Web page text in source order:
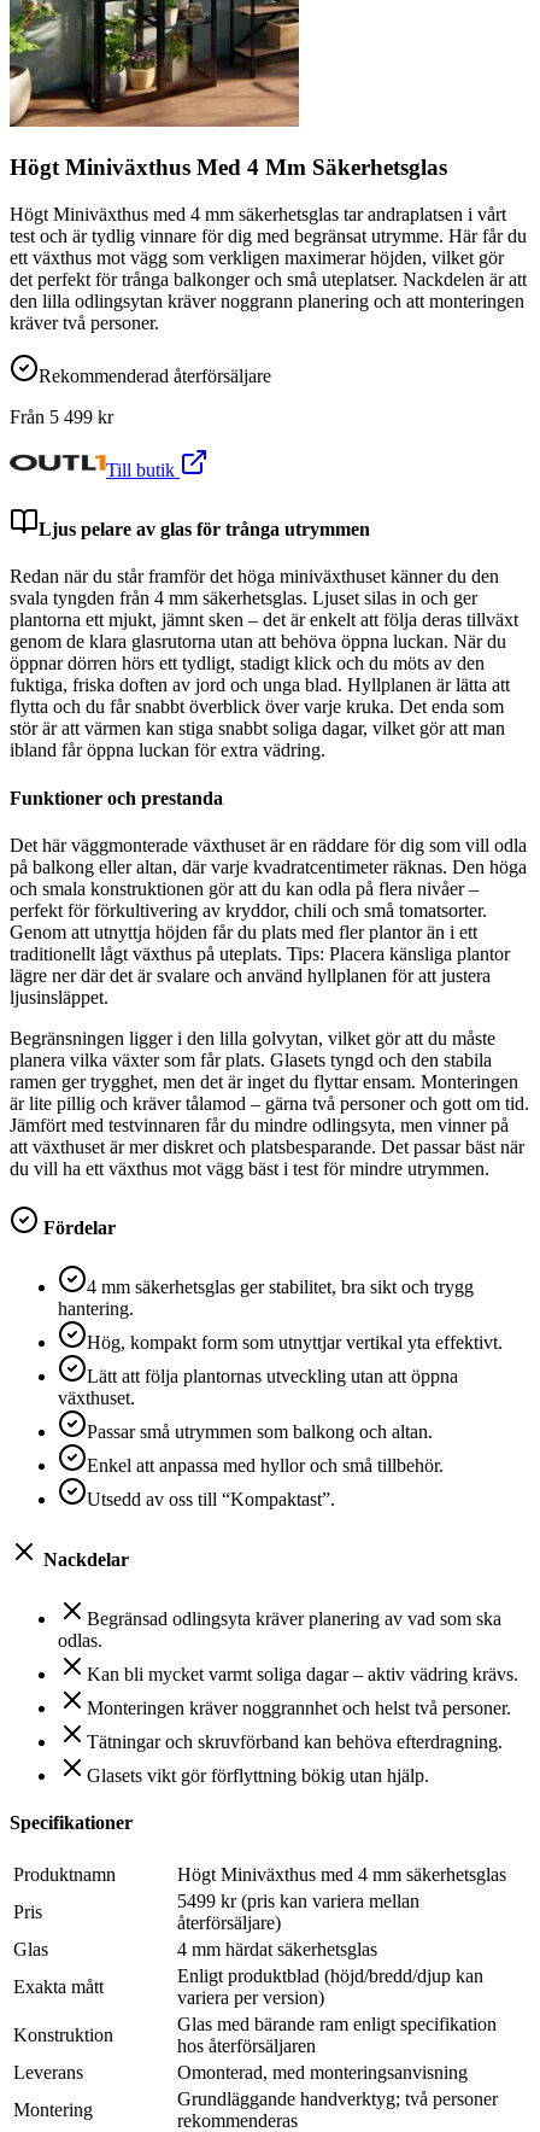
Högt Miniväxthus Med 4 Mm Säkerhetsglas
Högt Miniväxthus med 4 mm säkerhetsglas tar andraplatsen i vårt
test och är tydlig vinnare för dig med begränsat utrymme. Här får du
ett växthus mot vägg som verkligen maximerar höjden, vilket gör
det perfekt för trånga balkonger och små uteplatser. Nackdelen är att
den lilla odlingsytan kräver noggrann planering och att monteringen
kräver två personer.
Rekommenderad återförsäljare
Från 5 499 kr
Till butik
Ljus pelare av glas för trånga utrymmen
Redan när du står framför det höga miniväxthuset känner du den
svala tyngden från 4 mm säkerhetsglas. Ljuset silas in och ger
plantorna ett mjukt, jämnt sken – det är enkelt att följa deras tillväxt
genom de klara glasrutorna utan att behöva öppna luckan. När du
öppnar dörren hörs ett tydligt, stadigt klick och du möts av den
fuktiga, friska doften av jord och unga blad. Hyllplanen är lätta att
flytta och du får snabbt överblick över varje kruka. Det enda som
stör är att värmen kan stiga snabbt soliga dagar, vilket gör att man
ibland får öppna luckan för extra vädring.
Funktioner och prestanda
Det här väggmonterade växthuset är en räddare för dig som vill odla
på balkong eller altan, där varje kvadratcentimeter räknas. Den höga
och smala konstruktionen gör att du kan odla på flera nivåer –
perfekt för förkultivering av kryddor, chili och små tomatsorter.
Genom att utnyttja höjden får du plats med fler plantor än i ett
traditionellt lågt växthus på uteplats. Tips: Placera känsliga plantor
lägre ner där det är svalare och använd hyllplanen för att justera
ljusinsläppet.
Begränsningen ligger i den lilla golvytan, vilket gör att du måste
planera vilka växter som får plats. Glasets tyngd och den stabila
ramen ger trygghet, men det är inget du flyttar ensam. Monteringen
är lite pillig och kräver tålamod – gärna två personer och gott om tid.
Jämfört med testvinnaren får du mindre odlingsyta, men vinner på
att växthuset är mer diskret och platsbesparande. Det passar bäst när
du vill ha ett växthus mot vägg bäst i test för mindre utrymmen.
Fördelar
4 mm säkerhetsglas ger stabilitet, bra sikt och trygg
hantering.
Hög, kompakt form som utnyttjar vertikal yta effektivt.
Lätt att följa plantornas utveckling utan att öppna
växthuset.
Passar små utrymmen som balkong och altan.
Enkel att anpassa med hyllor och små tillbehör.
Utsedd av oss till “Kompaktast”.
Nackdelar
Begränsad odlingsyta kräver planering av vad som ska
odlas.
Kan bli mycket varmt soliga dagar – aktiv vädring krävs.
Monteringen kräver noggrannhet och helst två personer.
Tätningar och skruvförband kan behöva efterdragning.
Glasets vikt gör förflyttning bökig utan hjälp.
Specifikationer
Produktnamn
Högt Miniväxthus med 4 mm säkerhetsglas
Pris
5499 kr (pris kan variera mellan
återförsäljare)
Glas
4 mm härdat säkerhetsglas
Exakta mått
Enligt produktblad (höjd/bredd/djup kan
variera per version)
Konstruktion
Glas med bärande ram enligt specifikation
hos återförsäljaren
Leverans
Omonterad, med monteringsanvisning
Montering
Grundläggande handverktyg; två personer
rekommenderas